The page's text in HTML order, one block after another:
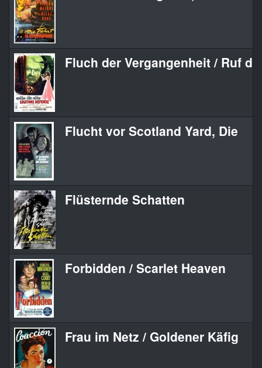
Fluch der Vergangenheit / Ruf
Flucht vor Scotland Yard, Die
Flüsternde Schatten
Forbidden / Scarlet Heaven
Frau im Netz / Goldener Käfig